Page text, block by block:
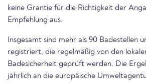
keine Grantie für die Richtigkeit der
Empfehlung aus.
Insgesamt sind mehr als 90 Badestellen
registriert, die regelmäßig von den
Badesicherheit geprüft werden. Die
jährlich an die europäische